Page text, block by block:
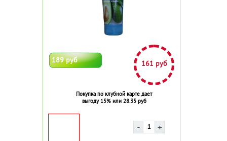
189 руб 161 руб
Покупка по клубной карте дает
выгоду 15% или 28.35 руб